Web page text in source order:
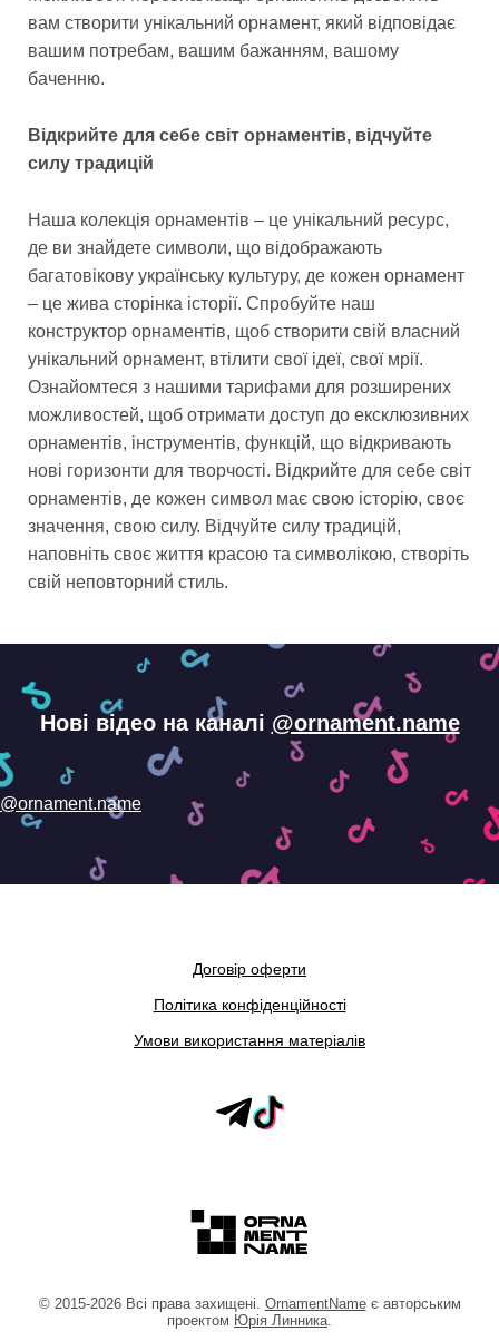
вам створити унікальний орнамент, який відповідає
вашим потребам, вашим бажанням, вашому
баченню.
Відкрийте для себе світ орнаментів, відчуйте
силу традицій
Наша колекція орнаментів – це унікальний ресурс,
де ви знайдете символи, що відображають
багатовікову українську культуру, де кожен орнамент
– це жива сторінка історії. Спробуйте наш
конструктор орнаментів, щоб створити свій власний
унікальний орнамент, втілити свої ідеї, свої мрії.
Ознайомтеся з нашими тарифами для розширених
можливостей, щоб отримати доступ до ексклюзивних
орнаментів, інструментів, функцій, що відкривають
нові горизонти для творчості. Відкрийте для себе світ
орнаментів, де кожен символ має свою історію, своє
значення, свою силу. Відчуйте силу традицій,
наповніть своє життя красою та символікою, створіть
свій неповторний стиль.
Нові відео на каналі @ornament.name
@ornament.name
Договір оферти
Політика конфіденційності
Умови використання матеріалів
©2015-2026Всі права захищені. OrnamentNameє авторським
проектом Юрія Линника.